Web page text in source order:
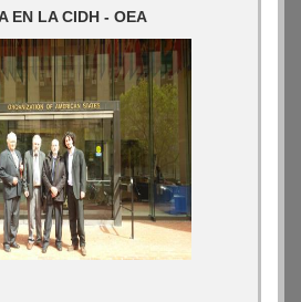
EN LA CIDH - OEA